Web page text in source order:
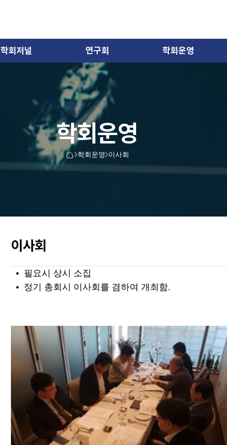
학회운영
학회운영 이사회
이사회
• 필요시 상시 소집
• 정기 총회시 이사회를 겸하여 개최함.
학회저널 연구회 학회운영